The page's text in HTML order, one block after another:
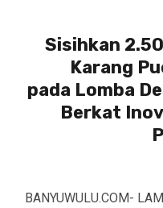
Sisihkan
Karang
pada Lomba
Berkat
BANYUWULU.COM-